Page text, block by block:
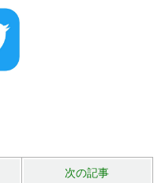
次の記事